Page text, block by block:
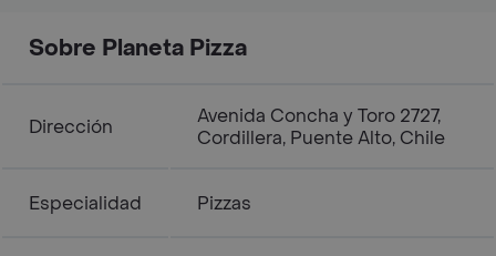
Sobre Planeta Pizza
Dirección
Avenida Concha y Toro 2727,
Cordillera, Puente Alto, Chile
Especialidad Pizzas